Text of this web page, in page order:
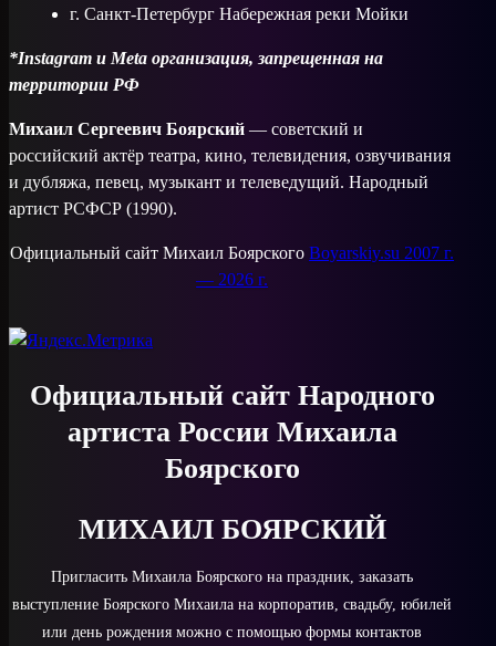
г. Санкт-Петербург Набережная реки Мойки
*Instagram и Meta организация, запрещенная на
территории РФ
Михаил Сергеевич Боярский — советский и
российский актёр театра, кино, телевидения, озвучивания
и дубляжа, певец, музыкант и телеведущий. Народный
артист РСФСР (1990).
Официальный сайт Михаил БоярскогоBoyarskiy.su 2007 г.
— 2026 г.
Официальный сайт Народного
артиста России Михаила
Боярского
МИХАИЛ БОЯРСКИЙ
Пригласить Михаила Боярского на праздник, заказать
выступление Боярского Михаила на корпоратив, свадьбу, юбилей
или день рождения можно с помощью формы контактов